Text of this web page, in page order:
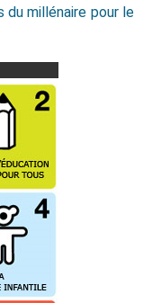
millénaire pour le